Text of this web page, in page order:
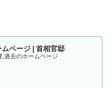
ページ | 首相官邸
過去のホームページ